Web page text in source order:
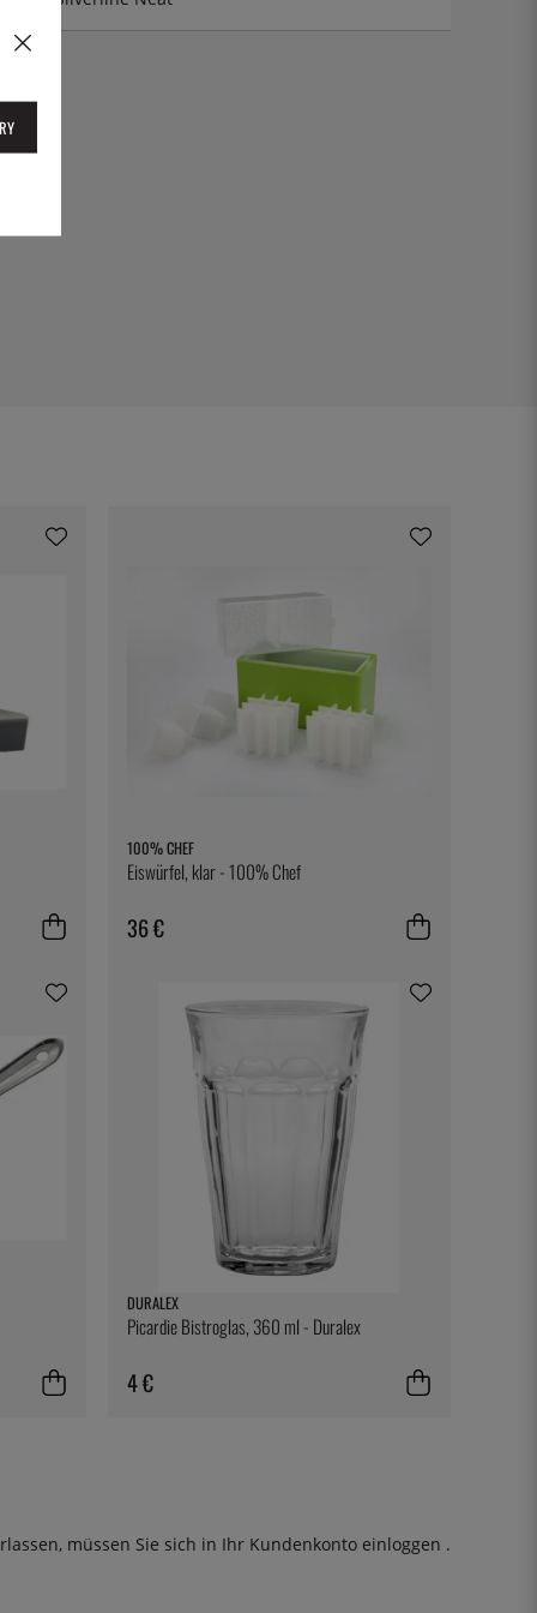
100% CHEF
Eiswürfel, klar - 100% Chef
36 €
DURALEX
Picardie Bistroglas, 360 ml - Duralex
4 €
müssen Sie sich in Ihr Kundenkonto einloggen .